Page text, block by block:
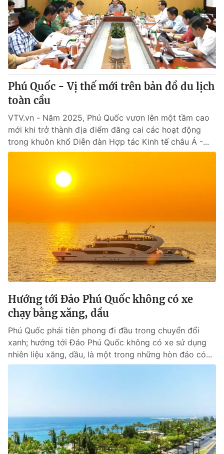
Sản phẩm
Thị trường
Tư vấn
Giao lưu trực tuyến
Lịch phát sóng
Chuyên mục khác
Emagazine Podcast
Photo Infographic
Video Shorts video
VTV Money
Thị trường 24h Tấm lòng Việt
VTV4 Vươn mình bằng AI
VTV9 VTV8
Liên hệ tòa soạn
Cơ quan chủ quản:Đài Truyền hình Việt Nam
Cơ quan báo chí:Thời báo VTV
Phú Quốc - Vị thế mới trên bản đồ du lịch
toàn cầu
VTV.vn - Năm 2025, Phú Quốc vươn lên một tầm cao
mới khi trở thành địa điểm đăng cai các hoạt động
trong khuôn khổ Diễn đàn Hợp tác Kinh tế châu Á -...
Hướng tới Đảo Phú Quốc không có xe
chạy bằng xăng, dầu
Phú Quốc phải tiên phong đi đầu trong chuyển đổi
xanh; hướng tới Đảo Phú Quốc không có xe sử dụng
nhiên liệu xăng, dầu, là một trong những hòn đảo có...